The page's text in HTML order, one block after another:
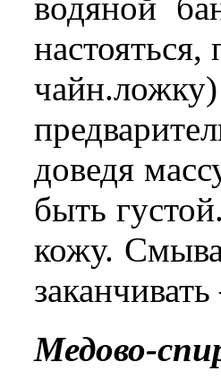
доведя
быть
кожу.
Медово-